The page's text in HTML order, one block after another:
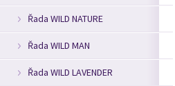
Řada WILD NATURE
Řada WILD MAN
Řada WILD LAVENDER